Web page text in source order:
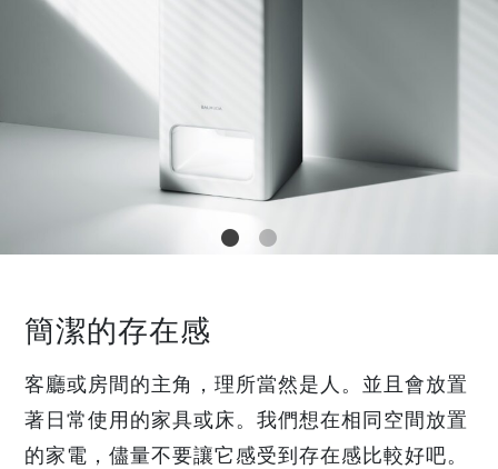
簡潔的存在感
客廳或房間的主角，理所當然是人。並且會放置
著日常使用的家具或床。我們想在相同空間放置
的家電，儘量不要讓它感受到存在感比較好吧。